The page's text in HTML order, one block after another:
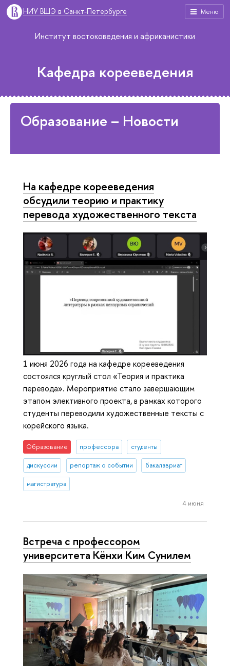
Меню
НИУ ВШЭ в Санкт-Петербурге
Институт востоковедения и африканистики
Кафедра корееведения
Образование – Новости
На кафедре корееведения
обсудили теорию и практику
перевода художественного текста
1 июня 2026 года на кафедре корееведения
состоялся круглый стол «Теория и практика
перевода». Мероприятие стало завершающим
этапом элективного проекта, в рамках которого
студенты переводили художественные тексты с
корейского языка.
Образование профессора студенты
дискуссии репортаж о событии бакалавриат
магистратура
4 июня
Встреча с профессором
университета Кёнхи Ким Сунилем